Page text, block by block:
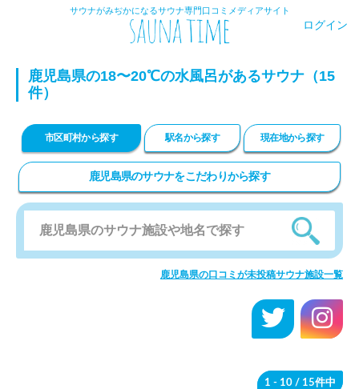
サウナがみぢかになるサウナ専門口コミメディアサイト
ログイン
鹿児島県の18〜20℃の水風呂があるサウナ（15
件）
市区町村から探す 駅名から探す 現在地から探す
鹿児島県のサウナをこだわりから探す
鹿児島県の口コミが未投稿サウナ施設一覧
1 - 10 / 15件中